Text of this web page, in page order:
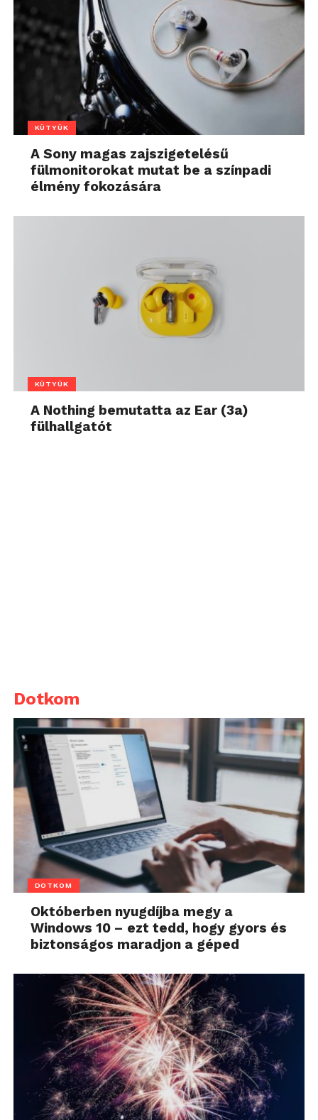
KÜTYÜK
A Sony magas zajszigetelésű
fülmonitorokat mutat be a színpadi
élmény fokozására
KÜTYÜK
A Nothing bemutatta az Ear (3a)
fülhallgatót
Dotkom
DOTKOM
Októberben nyugdíjba megy a
Windows 10 – ezt tedd, hogy gyors és
biztonságos maradjon a géped